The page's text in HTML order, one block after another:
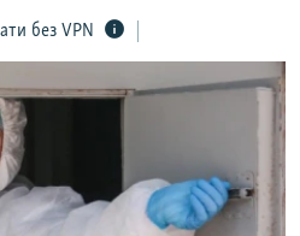
без VPN